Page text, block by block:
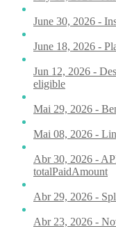
June 30, 2026 -
June 18, 2026 -
Jun 12, 2026 -
eligible
Mai 29, 2026 -
Mai 08, 2026 -
Abr 30, 2026 -
totalPaidAmount
Abr 29, 2026 -
Abr 23, 2026 -